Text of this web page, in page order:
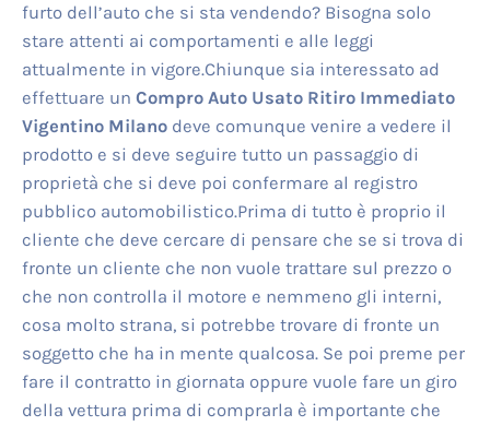
furto dell’auto che si sta vendendo? Bisogna solo
stare attenti ai comportamenti e alle leggi
attualmente in vigore.Chiunque sia interessato ad
effettuare un Compro Auto Usato Ritiro Immediato
Vigentino Milanodeve comunque venire a vedere il
prodotto e si deve seguire tutto un passaggio di
proprietà che si deve poi confermare al registro
pubblico automobilistico.Prima di tutto è proprio il
cliente che deve cercare di pensare che se si trova di
fronte un cliente che non vuole trattare sul prezzo o
che non controlla il motore e nemmeno gli interni,
cosa molto strana, si potrebbe trovare di fronte un
soggetto che ha in mente qualcosa. Se poi preme per
fare il contratto in giornata oppure vuole fare un giro
della vettura prima di comprarla è importante che